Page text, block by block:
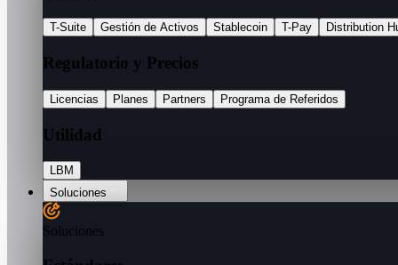
T-Suite Gestión de Activos Stablecoin T-Pay Distribution
Regulatorio y Precios
Licencias Planes Partners Programa de Referidos
Utilidad
LBM
Soluciones
Soluciones